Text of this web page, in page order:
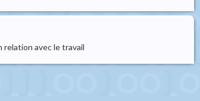
avec le travail